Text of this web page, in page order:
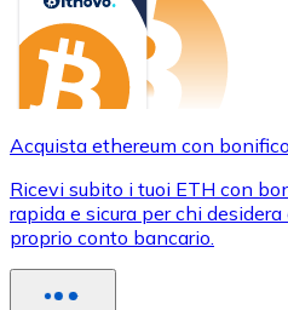
Acquista ethereum con
Ricevi subito i tuoi ETH con
rapida e sicura per chi
proprio conto bancario.